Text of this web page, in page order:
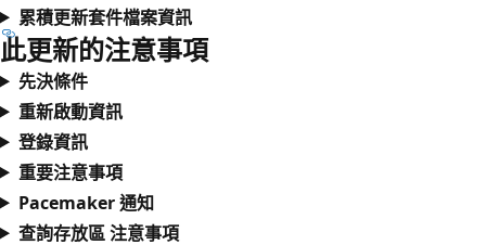
累積更新套件檔案資訊
此更新的注意事項
先決條件
重新啟動資訊
登錄資訊
重要注意事項
Pacemaker 通知
查詢存放區 注意事項